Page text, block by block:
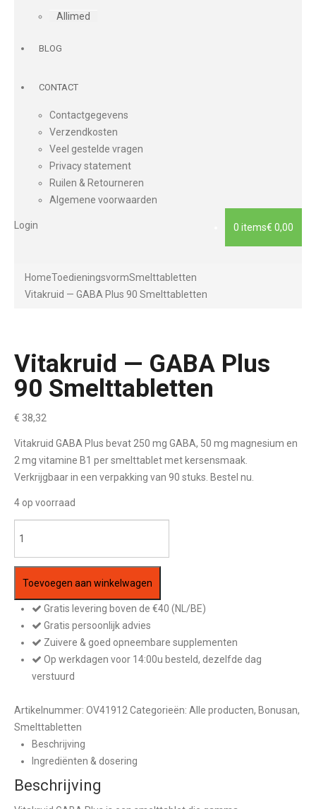
Allimed
BLOG
CONTACT
Contactgegevens
Verzendkosten
Veel gestelde vragen
Privacy statement
Ruilen & Retourneren
Algemene voorwaarden
0 items€ 0,00
Login
HomeToedieningsvormSmelttabletten
Vitakruid — GABA Plus 90 Smelttabletten
Vitakruid — GABA Plus
90 Smelttabletten
€ 38,32
Vitakruid GABA Plus bevat 250 mg GABA, 50 mg magnesium en
2 mg vitamine B1 per smelttablet met kersensmaak.
Verkrijgbaar in een verpakking van 90 stuks. Bestel nu.
4 op voorraad
GABA
Plus
Smelttabletten
aantal
Toevoegen aan winkelwagen
Gratis levering boven de €40 (NL/BE)
Gratis persoonlijk advies
Zuivere & goed opneembare supplementen
Op werkdagen voor 14:00u besteld, dezelfde dag
verstuurd
Artikelnummer: OV41912Categorieën: Alle producten, Bonusan,
Smelttabletten
Beschrijving
Ingrediënten & dosering
Beschrijving